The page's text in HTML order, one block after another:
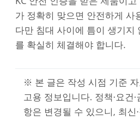
가 정확히 맞으면 안전하게 사
다만 침대 사이에 틈이 생기지
를 확실히 체결해야 합니다.
※ 본 글은 작성 시점 기준
고용 정보입니다. 정책·요건
항은 변경될 수 있으니, 최신